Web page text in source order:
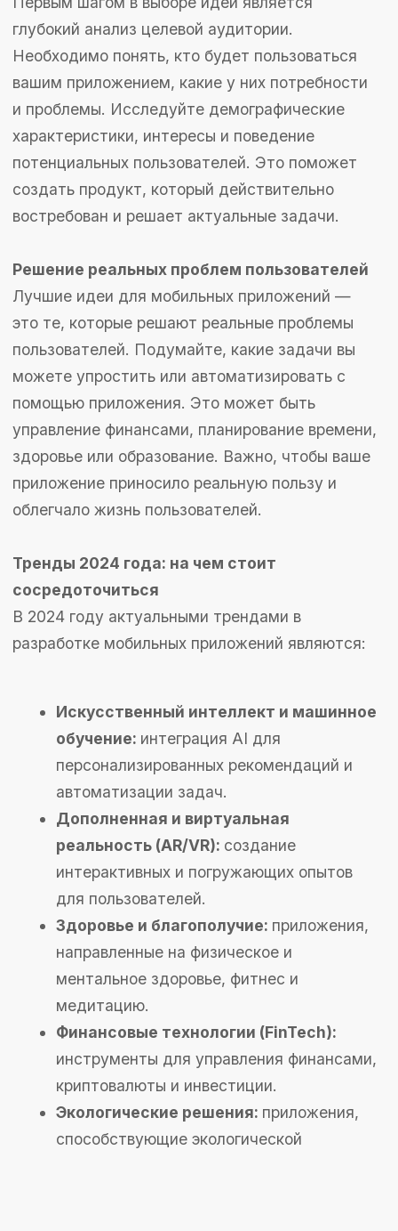
автоматизации задач.
Дополненная и виртуальная
реальность (AR/VR):создание
для пользователей.
Здоровье и благополучие:приложения,
направленные на физическое и
ментальное здоровье, фитнес и
медитацию.
инструменты для управления финансами,
Экологические решения:приложения,
способствующие экологической
ТОП-15 идей для мобильных
приложений в 2025 году
Приложения для повседневной жизни
Приложение для отслеживания привычек:
Помогает пользователям формировать и
предоставляя статистику и
мотивационные напоминания.
Планировщик задач с голосовым вводом:
Упрощает управление задачами с
помощью голосовых команд, интеграция
Позволяет пользователям
бюджеты и анализировать расходы с
помощью визуализаций.
Приложения для здоровья и спорта
Виртуальный диетолог с
рекомендациями: Предоставляет
персонализированные планы питания и
рекомендации на основе данных о
здоровье и предпочтениях пользователя.
Приложение для домашних тренировок:
Предлагает разнообразные тренировки,
поддержания физической формы дома.
Трекер сна с функцией будильника:
Анализирует качество сна, предлагает
советы по его улучшению и использует
умный будильник для пробуждения в